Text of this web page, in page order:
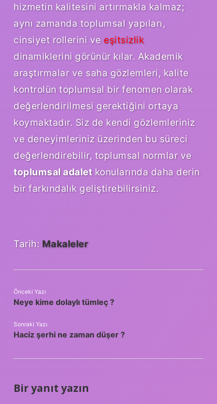
hizmetin kalitesini artırmakla kalmaz;
aynı zamanda toplumsal yapıları,
cinsiyet rollerini ve eşitsizlik
dinamiklerini görünür kılar. Akademik
araştırmalar ve saha gözlemleri, kalite
kontrolün toplumsal bir fenomen olarak
değerlendirilmesi gerektiğini ortaya
koymaktadır. Siz de kendi gözlemleriniz
ve deneyimleriniz üzerinden bu süreci
değerlendirebilir, toplumsal normlar ve
toplumsal adaletkonularında daha derin
bir farkındalık geliştirebilirsiniz.
Tarih: Makaleler
Önceki Yazı
Neye kime dolaylı tümleç ?
Sonraki Yazı
Haciz şerhi ne zaman düşer ?
Bir yanıt yazın